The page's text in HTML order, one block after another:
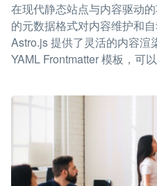
在现代静态站点与内容驱动
的元数据格式对内容维护和自
Astro.js 提供了灵活的内容渲
YAML Frontmatter 模板，可